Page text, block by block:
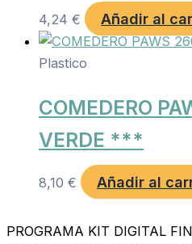
4,24 € Añadir al
Plastico
COMEDERO
VERDE ***
8,10 € Añadir al
PROGRAMA KIT DIGITAL